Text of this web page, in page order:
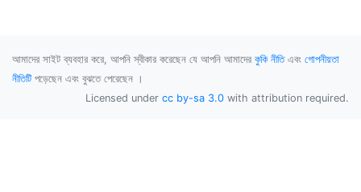
আমাদের সাইট ব্যবহার করে, আপনি স্বীকার করেছেন যে আপনি আমাদের কুকি নীতিএবং গোপনীয়তা
নীতিটি পড়েছেন এবং বুঝতে পেরেছেন ।
Licensed under cc by-sa 3.0 with attribution required.